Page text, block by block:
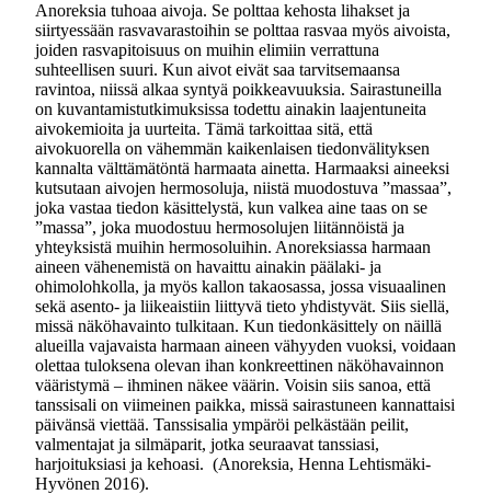
Anoreksia tuhoaa aivoja. Se polttaa kehosta lihakset ja
siirtyessään rasvavarastoihin se polttaa rasvaa myös aivoista,
joiden rasvapitoisuus on muihin elimiin verrattuna
suhteellisen suuri. Kun aivot eivät saa tarvitsemaansa
ravintoa, niissä alkaa syntyä poikkeavuuksia. Sairastuneilla
on kuvantamistutkimuksissa todettu ainakin laajentuneita
aivokemioita ja uurteita. Tämä tarkoittaa sitä, että
aivokuorella on vähemmän kaikenlaisen tiedonvälityksen
kannalta välttämätöntä harmaata ainetta. Harmaaksi aineeksi
kutsutaan aivojen hermosoluja, niistä muodostuva ”massaa”,
joka vastaa tiedon käsittelystä, kun valkea aine taas on se
”massa”, joka muodostuu hermosolujen liitännöistä ja
yhteyksistä muihin hermosoluihin. Anoreksiassa harmaan
aineen vähenemistä on havaittu ainakin päälaki- ja
ohimolohkolla, ja myös kallon takaosassa, jossa visuaalinen
sekä asento- ja liikeaistiin liittyvä tieto yhdistyvät. Siis siellä,
missä näköhavainto tulkitaan. Kun tiedonkäsittely on näillä
alueilla vajavaista harmaan aineen vähyyden vuoksi, voidaan
olettaa tuloksena olevan ihan konkreettinen näköhavainnon
vääristymä – ihminen näkee väärin. Voisin siis sanoa, että
tanssisali on viimeinen paikka, missä sairastuneen kannattaisi
päivänsä viettää. Tanssisalia ympäröi pelkästään peilit,
valmentajat ja silmäparit, jotka seuraavat tanssiasi,
harjoituksiasi ja kehoasi. (Anoreksia, Henna Lehtismäki-
Hyvönen 2016).